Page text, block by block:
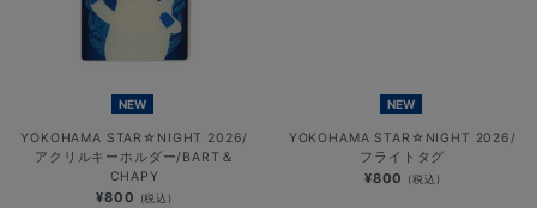
NEW
YOKOHAMA STAR☆NIGHT 2026/
アクリルキーホルダー/BART＆
CHAPY
¥800 (税込)
NEW
YOKOHAMA STAR☆NIGHT 2026/
フライトタグ
¥800 (税込)